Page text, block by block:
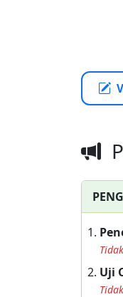
Uji